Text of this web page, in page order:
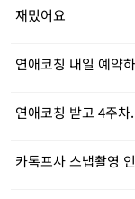
재밌어요
연애코칭 내일 예약
연애코칭 받고 4주차
카톡프사 스냅촬영